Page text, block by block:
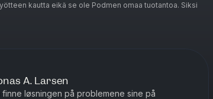
kautta eikä se ole Podmen omaa tuotantoa. Siksi
A. Larsen
løsningen på problemene sine på